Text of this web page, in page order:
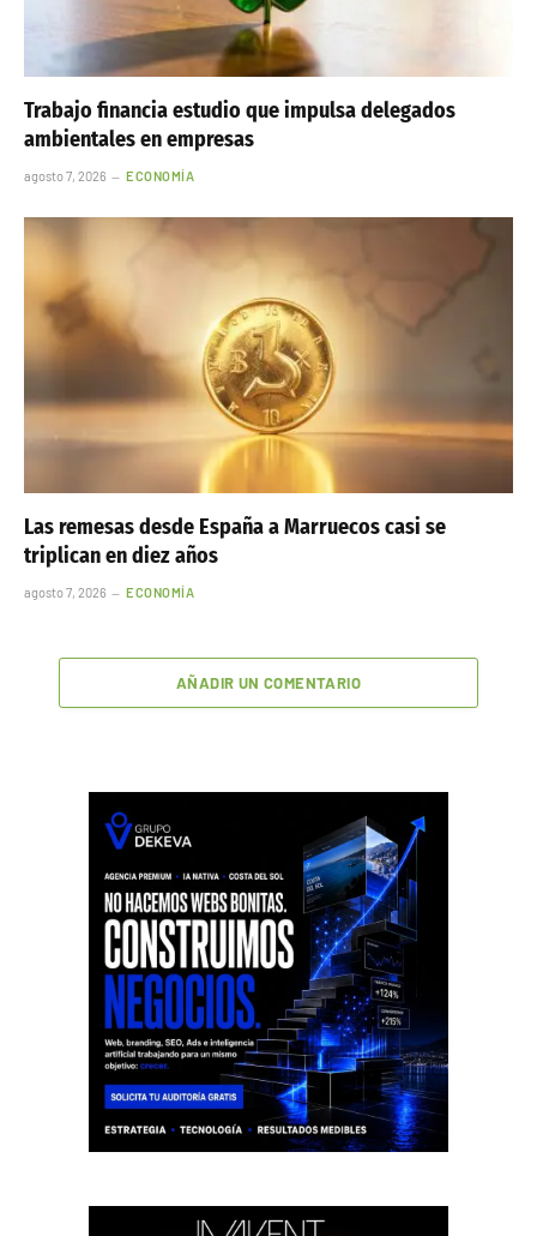
Trabajo financia estudio que impulsa delegados
ambientales en empresas
agosto 7, 2026 ECONOMÍA
Las remesas desde España a Marruecos casi se
triplican en diez años
agosto 7, 2026 ECONOMÍA
AÑADIR UN COMENTARIO